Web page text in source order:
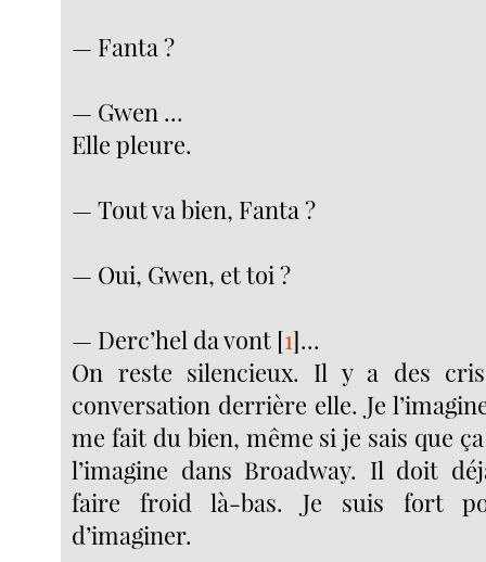
— Fanta ?
— Gwen ...
Elle pleure.
— Tout va bien, Fanta ?
— Oui, Gwen, et toi ?
— Derc’hel da vont [1]...
On reste silencieux. Il y a des
conversation derrière elle. Je
me fait du bien, même si je sais que ça
l’imagine dans Broadway. Il doit
faire froid là-bas. Je suis fort
d’imaginer.